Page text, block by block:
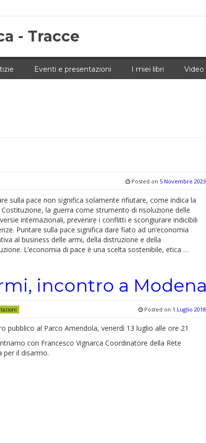
- Tracce
Eventi e presentazioni I miei libri Video
Posted on 5 Novembre 2023
sulla pace non significa solamente rifiutare, come indica la
la guerra come strumento di risoluzione delle
internazionali, prevenire i conflitti e scongiurare indicibili
Puntare sulla pace significa dare fiato ad un’economia
al business delle armi, della distruzione e della
L’economia di pace è una scelta sostenibile, etica …
incontro a Modena
Posted on 1 Luglio 2018
pubblico al Parco Amendola, venerdì 13 luglio alle ore 21
con Francesco Vignarca Coordinatore della Rete
per il disarmo.